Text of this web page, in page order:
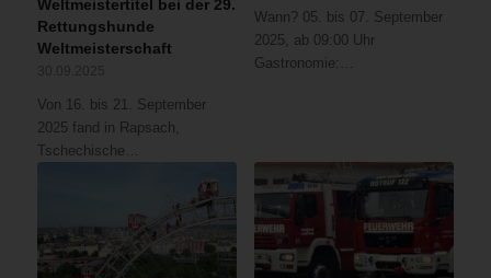
Weltmeistertitel bei der 29.
Rettungshunde
Weltmeisterschaft
Von 16. bis 21. September
2025 fand in Rapsach,
Tschechische…
Wann? 05. bis 07. September
2025, ab 09:00 Uhr
Gastronomie:…